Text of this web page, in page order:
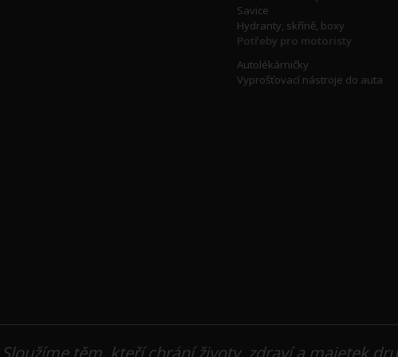
Savice
Hydranty, skříně, boxy
Potřeby pro motoristy
Autolékárničky
Vyprošťovací nástroje do auta